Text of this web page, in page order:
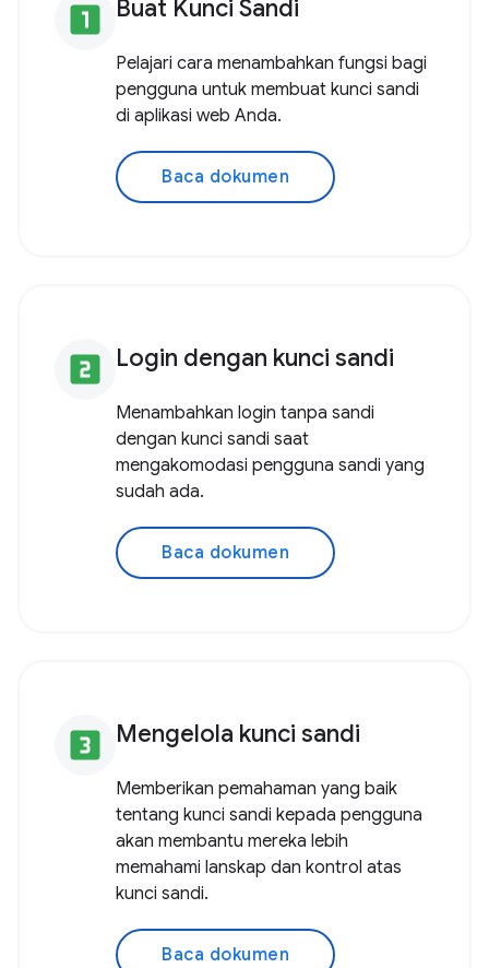
looks_one Buat Kunci Sandi
Pelajari cara menambahkan fungsi bagi
pengguna untuk membuat kunci sandi
di aplikasi web Anda.
Baca dokumen
looks_two Login dengan kunci sandi
Menambahkan login tanpa sandi
dengan kunci sandi saat
mengakomodasi pengguna sandi yang
sudah ada.
Baca dokumen
looks_3 Mengelola kunci sandi
Memberikan pemahaman yang baik
tentang kunci sandi kepada pengguna
akan membantu mereka lebih
memahami lanskap dan kontrol atas
kunci sandi.
Baca dokumen